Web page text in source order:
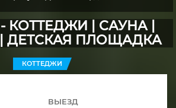
КОТТЕДЖИ | CАУНА |
ДЕТСКАЯ ПЛОЩАДКА
КОТТЕДЖИ
ВЫЕЗД